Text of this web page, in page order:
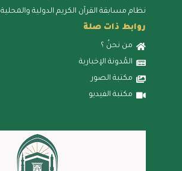
نظام مسابقة القرآن الكريم الدولية والمحلية
روابط ذات صلة
من نحنُ ؟
المُدونة الإخبارية
مكتبة الصور
مكتبة الفيديو